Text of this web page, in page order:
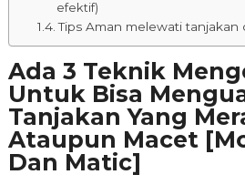
efektif)
Tips Aman melewati tanjakan
Ada 3 Teknik
Untuk Bisa
Tanjakan Yang
Ataupun Macet
Dan Matic]